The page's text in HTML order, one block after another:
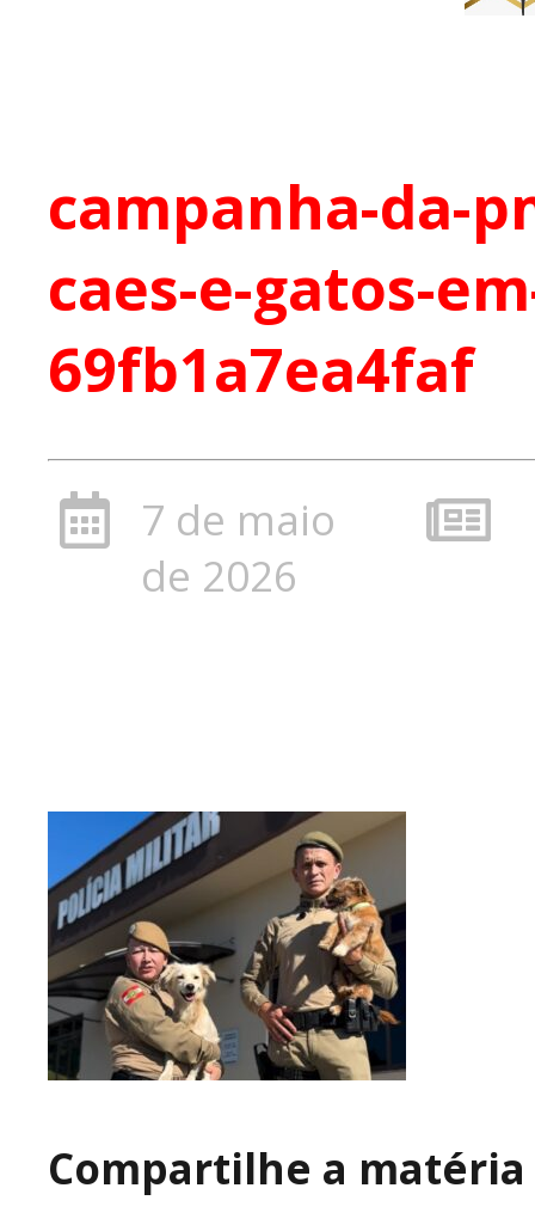
campanha-da-
caes-e-gatos-
69fb1a7ea4faf
7 de maio
de 2026
Compartilhe a